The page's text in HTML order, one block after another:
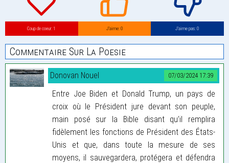
Coup de coeur: 1 J’aime: 0 J’aime pas: 0
Commentaire Sur La Poesie
07/03/2024 17:39
Donovan Nouel
Entre Joe Biden et Donald Trump, un pays de
croix où le Président jure devant son peuple,
main posé sur la Bible disant qu’il remplira
fidèlement les fonctions de Président des États-
Unis et que, dans toute la mesure de ses
moyens, il sauvegardera, protégera et défendra